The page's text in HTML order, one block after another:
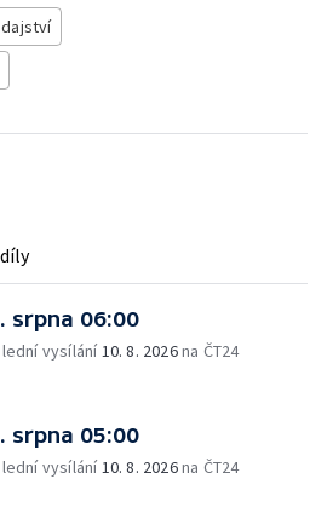
srpna 06:00
vysílání10. 8. 2026na ČT24
srpna 05:00
vysílání10. 8. 2026na ČT24